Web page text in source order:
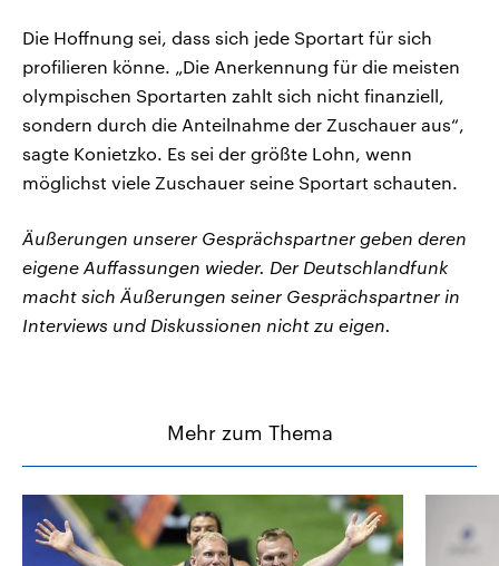
Die Hoffnung sei, dass sich jede Sportart für sich
profilieren könne. „Die Anerkennung für die meisten
olympischen Sportarten zahlt sich nicht finanziell,
sondern durch die Anteilnahme der Zuschauer aus“,
sagte Konietzko. Es sei der größte Lohn, wenn
möglichst viele Zuschauer seine Sportart schauten.
Äußerungen unserer Gesprächspartner geben deren
eigene Auffassungen wieder. Der Deutschlandfunk
macht sich Äußerungen seiner Gesprächspartner in
Interviews und Diskussionen nicht zu eigen.
Mehr zum Thema